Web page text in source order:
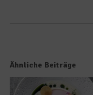
Ähnliche Beiträge